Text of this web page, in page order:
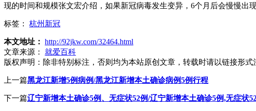
现的时间和规模张文宏介绍，如果新冠病毒发生变异，6个月后会慢慢出
标签： 杭州新冠
本文地址： http://92jkw.com/32464.html
文章来源：
就爱百科
版权声明： 除非特别标注，否则均为本站原创文章，转载时请以链接形式
上一篇黑龙江新增5例病例/黑龙江新增本土确诊病例5例行程
下一篇辽宁新增本土确诊5例、无症状52例/辽宁新增本土确诊5例,无症状